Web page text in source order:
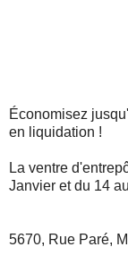
Économisez
en liquidation !
La ventre
Janvier et du 14
5670, Rue Paré,